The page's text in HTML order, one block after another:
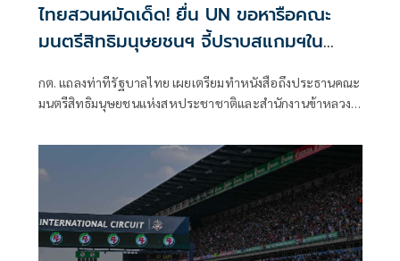
ไทยสวนหมัดเด็ด! ยื่น UN ขอหารือคณะ
มนตรีสิทธิมนุษยชนฯ จี้ปราบสแกมฯใน
กัมพูชา โต้ยิบรายงาน 'ทอม แอนดรูว์ส'
กต. แถลงท่าทีรัฐบาลไทย เผยเตรียมทำหนังสือถึงประธานคณะ
มนตรีสิทธิมนุษยชนแห่งสหประชาชาติและสำนักงานข้าหลวง
รายงานพิเศษพาดพิงประเทศไทย มีหลายประเด็นที่ไม่เห็นด้วย
ชี้กระทบความเป็นกลาง -เที่ยงธรรม “สีหศักดิ์”